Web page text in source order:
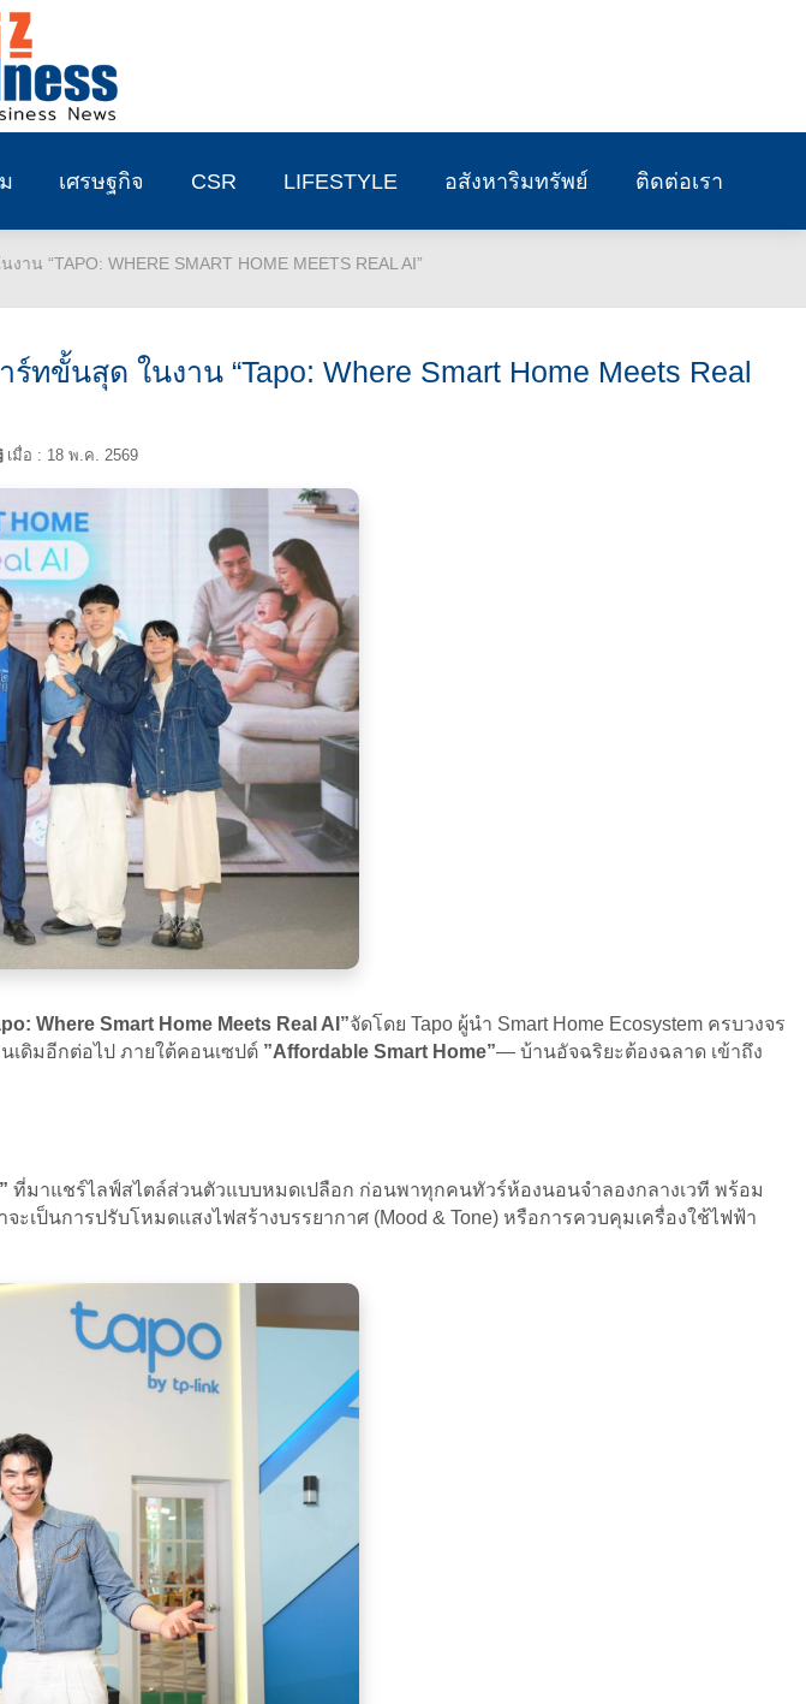
เศรษฐกิจ CSR LIFESTYLE อสังหาริมทรัพย์ ติดต่อเรา
“TAPO: WHERE SMART HOME MEETS REAL AI”
ขั้นสุด ในงาน “Tapo: Where Smart Home Meets Real
เมื่อ : 18 พ.ค. 2569
Where Smart Home Meets Real AI”จัดโดย Tapo ผู้นำ Smart Home Ecosystem ครบวงจร
เดิมอีกต่อไป ภายใต้คอนเซปต์ ”Affordable Smart Home”— บ้านอัจฉริยะต้องฉลาด เข้าถึง
ที่มาแชร์ไลฟ์สไตล์ส่วนตัวแบบหมดเปลือก ก่อนพาทุกคนทัวร์ห้องนอนจำลองกลางเวที พร้อม
เป็นการปรับโหมดแสงไฟสร้างบรรยากาศ (Mood & Tone) หรือการควบคุมเครื่องใช้ไฟฟ้า